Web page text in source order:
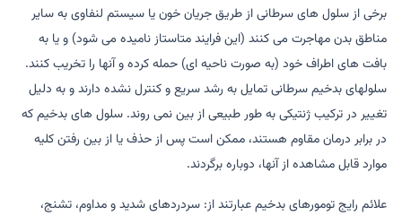
برخی از سلول های سرطانی از طریق جریان خون یا سیستم لنفاوی به سایر
مناطق بدن مهاجرت می کنند (این فرایند متاستاز نامیده می شود) و یا به
بافت های اطراف خود (به صورت ناحیه ای) حمله کرده و آنها را تخریب کنند.
سلولهای بدخیم سرطانی تمایل به رشد سریع و کنترل نشده دارند و به دلیل
تغییر در ترکیب ژنتیکی به طور طبیعی از بین نمی روند. سلول های بدخیم که
در برابر درمان مقاوم هستند، ممکن است پس از حذف یا از بین رفتن کلیه
موارد قابل مشاهده از آنها، دوباره برگردند.
علائم رایج تومورهای بدخیم عبارتند از: سردردهای شدید و مداوم، تشنج،